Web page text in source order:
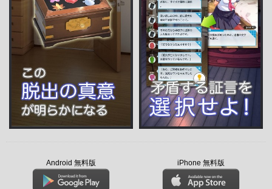
Android 無料版 iPhone 無料版